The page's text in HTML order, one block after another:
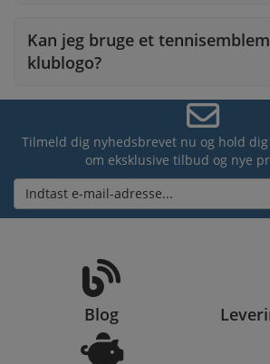
Kan jeg bruge et
klublogo?
Tilmeld dig nyhedsbrevet nu og hold
om eksklusive tilbud og nye
Indtast e-mail-adresse...
Blog